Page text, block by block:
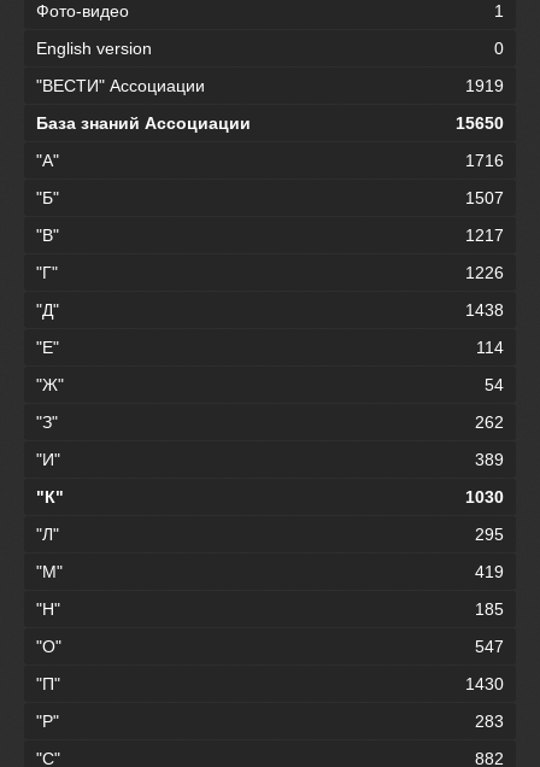
Фото-видео
1
English version
0
"ВЕСТИ" Ассоциации
1919
База знаний Ассоциации
15650
"А"
1716
"Б"
1507
"В"
1217
"Г"
1226
"Д"
1438
"Е"
114
"Ж"
54
"З"
262
"И"
389
"К"
1030
"Л"
295
"М"
419
"Н"
185
"О"
547
"П"
1430
"Р"
283
"С"
882